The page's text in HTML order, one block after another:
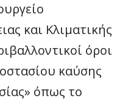
και Κλιματικής
όροι
καύσης
όπως το